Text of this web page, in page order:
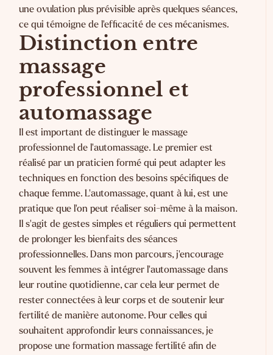
une ovulation plus prévisible après quelques séances,
ce qui témoigne de l'efficacité de ces mécanismes.
Distinction entre
massage
professionnel et
automassage
Il est important de distinguer le massage
professionnel de l'automassage. Le premier est
réalisé par un praticien formé qui peut adapter les
techniques en fonction des besoins spécifiques de
chaque femme. L'automassage, quant à lui, est une
pratique que l'on peut réaliser soi-même à la maison.
Il s'agit de gestes simples et réguliers qui permettent
de prolonger les bienfaits des séances
professionnelles. Dans mon parcours, j'encourage
souvent les femmes à intégrer l'automassage dans
leur routine quotidienne, car cela leur permet de
rester connectées à leur corps et de soutenir leur
fertilité de manière autonome. Pour celles qui
souhaitent approfondir leurs connaissances, je
propose une formation massage fertilitéafin de